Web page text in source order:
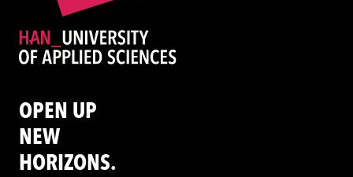
OPEN UP
NEW
HORIZONS.